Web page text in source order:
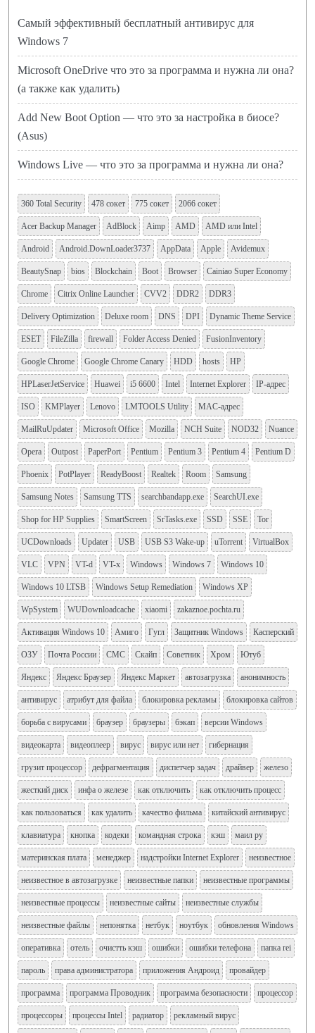
Самый эффективный бесплатный антивирус для
Windows 7
Microsoft OneDrive что это за программа и нужна ли она?
(а также как удалить)
Add New Boot Option — что это за настройка в биосе?
(Asus)
Windows Live — что это за программа и нужна ли она?
360 Total Security 478 сокет 775 сокет 2066 сокет
Acer Backup Manager AdBlock Aimp AMD AMD или Intel
Android Android.DownLoader3737 AppData Apple Avidemux
BeautySnap bios Blockchain Boot Browser Cainiao Super Economy
Chrome Citrix Online Launcher CVV2 DDR2 DDR3
Delivery Optimization Deluxe room DNS DPI Dynamic Theme Service
ESET FileZilla firewall Folder Access Denied FusionInventory
Google Chrome Google Chrome Canary HDD hosts HP
HPLaserJetService Huawei i5 6600 Intel Internet Explorer IP-адрес
ISO KMPlayer Lenovo LMTOOLS Utility MAC-адрес
MailRuUpdater Microsoft Office Mozilla NCH Suite NOD32 Nuance
Opera Outpost PaperPort Pentium Pentium 3 Pentium 4 Pentium D
Phoenix PotPlayer ReadyBoost Realtek Room Samsung
Samsung Notes Samsung TTS searchbandapp.exe SearchUI.exe
Shop for HP Supplies SmartScreen SrTasks.exe SSD SSE Tor
UCDownloads Updater USB USB S3 Wake-up uTorrent VirtualBox
VLC VPN VT-d VT-x Windows Windows 7 Windows 10
Windows 10 LTSB Windows Setup Remediation Windows XP
WpSystem WUDownloadcache xiaomi zakaznoe.pochta.ru
Активация Windows 10 Амиго Гугл Защитник Windows Касперский
ОЗУ Почта России СМС Скайп Советник Хром Ютуб
Яндекс Яндекс Браузер Яндекс Маркет автозагрузка анонимность
антивирус атрибут для файла блокировка рекламы блокировка сайтов
борьба с вирусами браузер браузеры бэкап версии Windows
видеокарта видеоплеер вирус вирус или нет гибернация
грузит процессор дефрагментация диспетчер задач драйвер железо
жесткий диск инфа о железе как отключить как отключить процесс
как пользоваться как удалить качество фильма китайский антивирус
клавиатура кнопка кодеки командная строка кэш маил ру
материнская плата менеджер надстройки Internet Explorer неизвестное
неизвестное в автозагрузке неизвестные папки неизвестные программы
неизвестные процессы неизвестные сайты неизвестные службы
неизвестные файлы непонятка нетбук ноутбук обновления Windows
оперативка отель очистть кэш ошибки ошибки телефона папка rei
пароль права администратора приложения Андроид провайдер
программа программа Проводник программа безопасности процессор
процессоры процессы Intel радиатор рекламный вирус